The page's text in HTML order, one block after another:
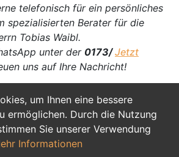
um Ihnen eine bessere
ermöglichen. Durch die Nutzung
Sie unserer Verwendung
Informationen
telefonisch für ein persönliches
spezialisierten Berater für die
Tobias Waibl.
unter der 0173/Jetzt
uns auf Ihre Nachricht!
Bewerben